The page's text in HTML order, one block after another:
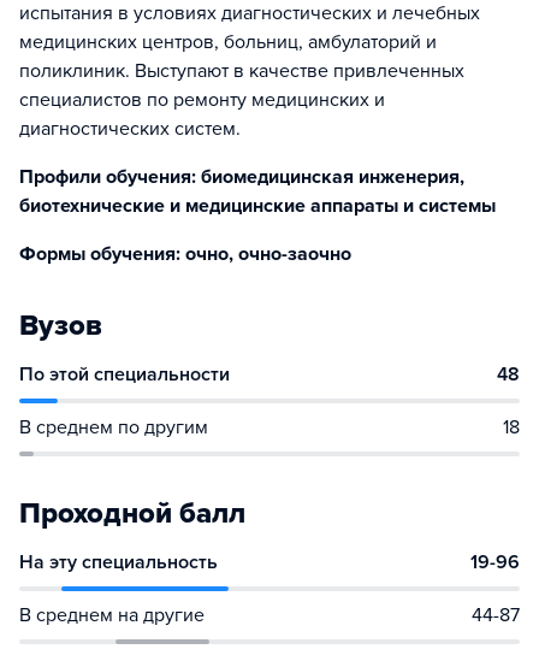
испытания в условиях диагностических и лечебных
медицинских центров, больниц, амбулаторий и
поликлиник. Выступают в качестве привлеченных
специалистов по ремонту медицинских и
диагностических систем.
Профили обучения: биомедицинская инженерия,
биотехнические и медицинские аппараты и системы
Формы обучения: очно, очно-заочно
Вузов
По этой специальности 48
В среднем по другим 18
Проходной балл
На эту специальность 19-96
В среднем на другие 44-87